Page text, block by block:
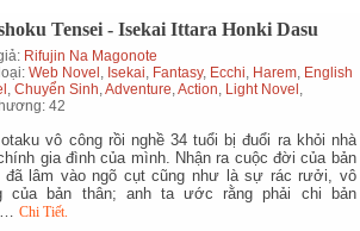
Tensei - Isekai Ittara Honki Dasu
Rifujin Na Magonote
Web Novel Isekai Fantasy, Ecchi Harem English
,Chuyển Sinh ,Adventure ,Action Light Novel
42
vô công rồi nghề 34 tuổi bị đuổi ra khỏi nhà
gia đình của mình. Nhận ra cuộc đời của bản
đã lâm vào ngõ cụt cũng như là sự rác rưởi, vô
của bản thân; anh ta ước rằng phải chi bản
Chi Tiết.